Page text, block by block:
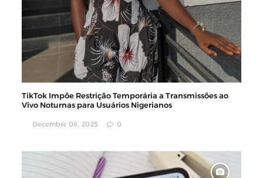
TikTok Impõe Restrição Temporária a Transmissões ao
Vivo Noturnas para Usuários Nigerianos
December 08, 2025 0